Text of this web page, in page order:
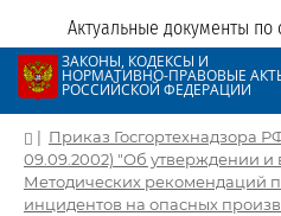
Актуальные документы по
ЗАКОНЫ, КОДЕКСЫ И
НОРМАТИВНО-ПРАВОВЫЕ
РОССИЙСКОЙ ФЕДЕРАЦИИ
| Приказ Госгортехнадзора
09.09.2002) "Об утверждении и
Методических рекомендаций
инцидентов на опасных